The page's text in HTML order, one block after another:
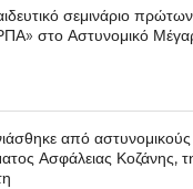
σεμινάριο
στο Αστυνομικό
από
Ασφάλειας Κοζάνης,